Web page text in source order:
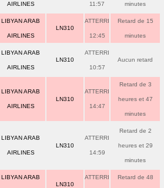
AIRLINES 11:57 minutes
LIBYAN ARAB
AIRLINES
LN310
ATTERRI
12:45
Retard de 15
minutes
LIBYAN ARAB
AIRLINES
LN310
ATTERRI
10:57
Aucun retard
LIBYAN ARAB
AIRLINES
LN310
ATTERRI
14:47
Retard de 3
heures et 47
minutes
LIBYAN ARAB
AIRLINES
LN310
ATTERRI
14:59
Retard de 2
heures et 29
minutes
LIBYAN ARAB
LN310
ATTERRI Retard de 48